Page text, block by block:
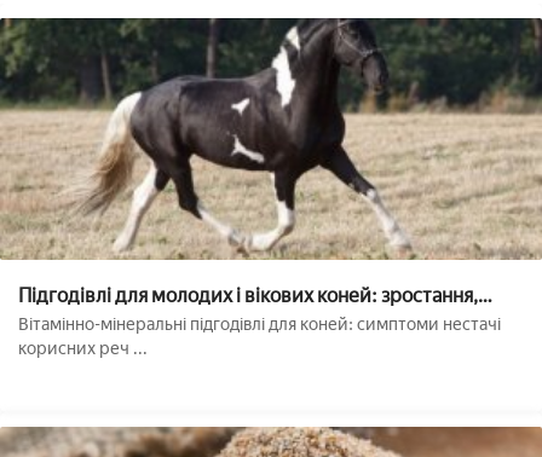
Підгодівлі для молодих і вікових коней: зростання,
копит, суглобів, зв'язок, вовни
Вітамінно-мінеральні підгодівлі для коней: симптоми нестачі
корисних реч ...